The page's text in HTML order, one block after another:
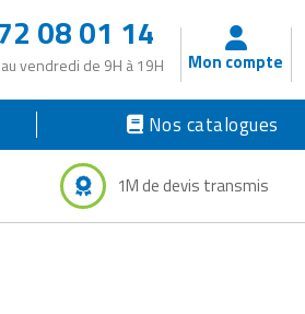
08 01 14
vendredi de 9H à 19H Mon compte
Nos catalogues
1M de devis transmis